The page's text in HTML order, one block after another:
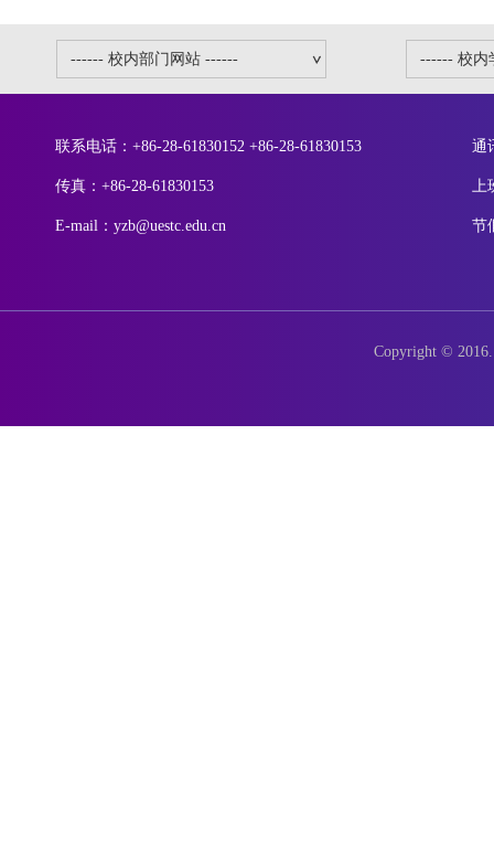
联系电话：+86-28-61830152 +86-28-61830153
传真：+86-28-61830153
E-mail：yzb@uestc.edu.cn
通
上
节
Copyright © 2016.